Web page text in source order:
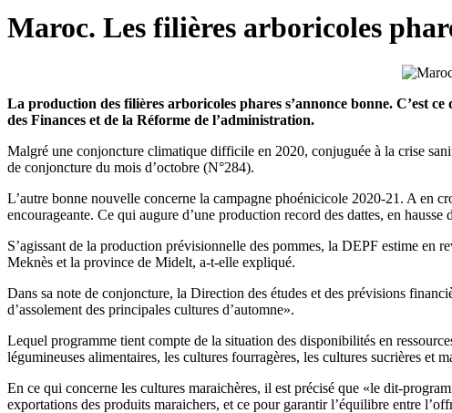
Maroc. Les filières arboricoles
La production des filières arboricoles phares s’annonce bonne. C’est
des Finances et de la Réforme de l’administration.
Malgré une conjoncture climatique difficile en 2020, conjuguée à la crise
de conjoncture du mois d’octobre (N°284).
L’autre bonne nouvelle concerne la campagne phoénicicole 2020-21. A en
encourageante. Ce qui augure d’une production record des dattes, en hausse
S’agissant de la production prévisionnelle des pommes, la DEPF estime en
Meknès et la province de Midelt, a-t-elle expliqué.
Dans sa note de conjoncture, la Direction des études et des prévisions
d’assolement des principales cultures d’automne».
Lequel programme tient compte de la situation des disponibilités en
légumineuses alimentaires, les cultures fourragères, les cultures sucrières et
En ce qui concerne les cultures maraichères, il est précisé que «le dit-
exportations des produits maraichers, et ce pour garantir l’équilibre entre